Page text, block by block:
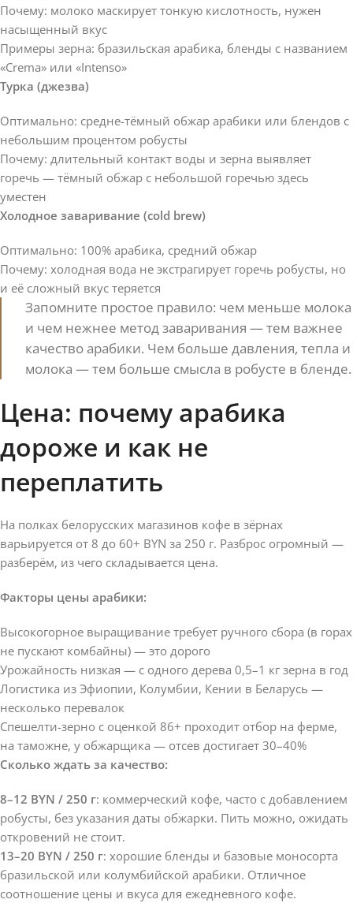
Почему: молоко маскирует тонкую кислотность, нужен
насыщенный вкус
Примеры зерна: бразильская арабика, бленды с названием
«Crema» или «Intenso»
Турка (джезва)
Оптимально: средне-тёмный обжар арабики или блендов с
небольшим процентом робусты
Почему: длительный контакт воды и зерна выявляет
горечь — тёмный обжар с небольшой горечью здесь
уместен
Холодное заваривание (cold brew)
Оптимально: 100% арабика, средний обжар
Почему: холодная вода не экстрагирует горечь робусты, но
и её сложный вкус теряется
Запомните простое правило: чем меньше молока
и чем нежнее метод заваривания — тем важнее
качество арабики. Чем больше давления, тепла и
молока — тем больше смысла в робусте в бленде.
Цена: почему арабика
дороже и как не
переплатить
На полках белорусских магазинов кофе в зёрнах
варьируется от 8 до 60+ BYN за 250 г. Разброс огромный —
разберём, из чего складывается цена.
Факторы цены арабики:
Высокогорное выращивание требует ручного сбора (в горах
не пускают комбайны) — это дорого
Урожайность низкая — с одного дерева 0,5–1 кг зерна в год
Логистика из Эфиопии, Колумбии, Кении в Беларусь —
несколько перевалок
Спешелти-зерно с оценкой 86+ проходит отбор на ферме,
на таможне, у обжарщика — отсев достигает 30–40%
Сколько ждать за качество:
8–12 BYN / 250 г: коммерческий кофе, часто с добавлением
робусты, без указания даты обжарки. Пить можно, ожидать
откровений не стоит.
13–20 BYN / 250 г: хорошие бленды и базовые моносорта
бразильской или колумбийской арабики. Отличное
соотношение цены и вкуса для ежедневного кофе.